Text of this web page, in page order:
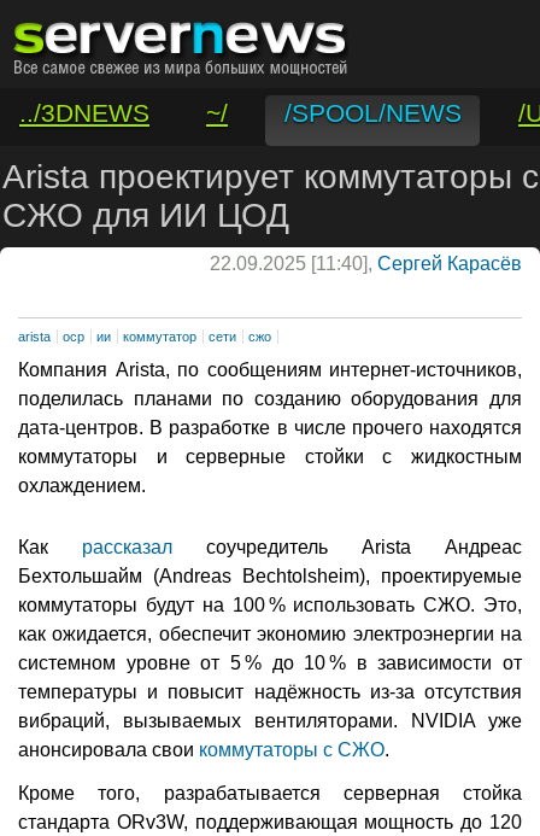
../3DNEWS ~/ /SPOOL/NEWS
/
/VAR/CONTACT
Arista проектирует коммутаторы с
СЖО для ИИ ЦОД
22.09.2025 [11:40], Сергей Карасёв
arista ocp ии коммутатор сети сжо
Компания Arista, по сообщениям интернет-источников,
поделилась планами по созданию оборудования для
дата-центров. В разработке в числе прочего находятся
коммутаторы и серверные стойки с жидкостным
охлаждением.
Как рассказал соучредитель Arista Андреас
Бехтольшайм (Andreas Bechtolsheim), проектируемые
коммутаторы будут на 100 % использовать СЖО. Это,
как ожидается, обеспечит экономию электроэнергии на
системном уровне от 5 % до 10 % в зависимости от
температуры и повысит надёжность из-за отсутствия
вибраций, вызываемых вентиляторами. NVIDIA уже
анонсировала свои коммутаторы с СЖО.
Кроме того, разрабатывается серверная стойка
стандарта ORv3W, поддерживающая мощность до 120